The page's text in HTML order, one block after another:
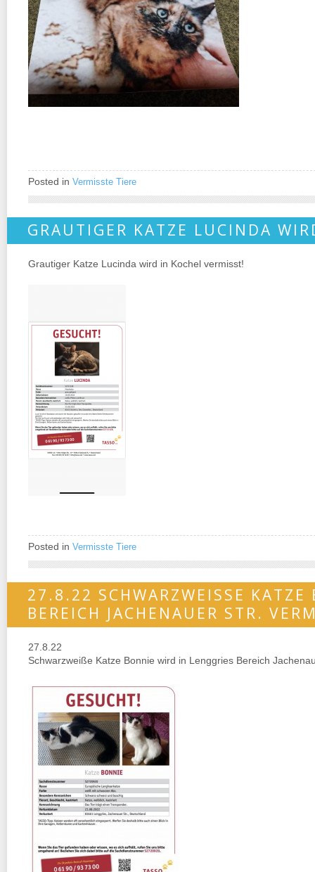
Posted in Vermisste Tiere
GRAUTIGER KATZE LUCINDA
Grautiger Katze Lucinda wird in Kochel vermisst!
Posted in Vermisste Tiere
27.8.22 SCHWARZWEISSE KATZE
EREICH JACHENAUER STR.
27.8.22
Schwarzweiße Katze Bonnie wird in Lenggries Bereich